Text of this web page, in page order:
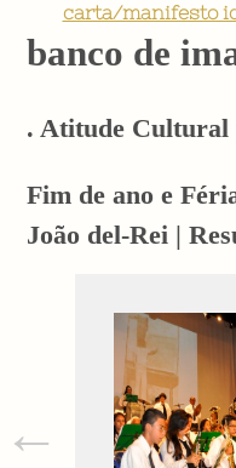
carta/manifesto
banco de
. Atitude Cultural
Fim de ano e
João del-Rei |
←